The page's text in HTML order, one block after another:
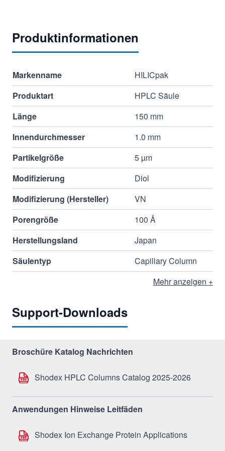
Produktinformationen
Markenname
HILICpak
Produktart
HPLC Säule
Länge
150 mm
Innendurchmesser
1.0 mm
Partikelgröße
5 µm
Modifizierung
Diol
Modifizierung (Hersteller)
VN
Porengröße
100 Å
Herstellungsland
Japan
Säulentyp
Capillary Column
Mehr anzeigen +
Support-Downloads
Broschüre Katalog Nachrichten
Shodex HPLC Columns Catalog 2025-2026
Anwendungen Hinweise Leitfäden
Shodex Ion Exchange Protein Applications